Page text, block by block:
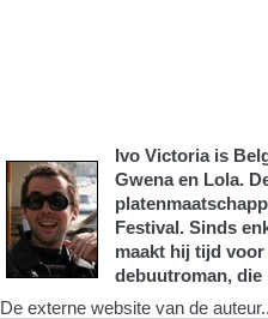
Ivo Victoria is
Gwena en Lola.
Festival. Sinds
maakt hij tijd
debuutroman, die
De externe website van de